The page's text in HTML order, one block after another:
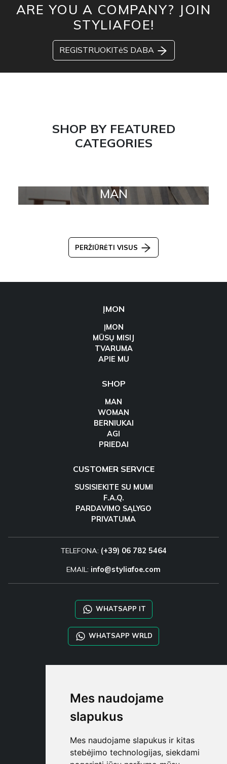
Mes naudojame
slapukus
Mes naudojame slapukus ir kitas
stebėjimo technologijas, siekdami
ARE YOU A COMPANY? JOIN
STYLIAFOE!
REGISTRUOKITėS DABA
SHOP BY FEATURED
CATEGORIES
MAN
PERŽIŪRĖTI VISUS
ĮMON
ĮMON
MŪSŲ MISIJ
TVARUMA
APIE MU
SHOP
MAN
WOMAN
BERNIUKAI
AGI
PRIEDAI
CUSTOMER SERVICE
SUSISIEKITE SU MUMI
F.A.Q.
PARDAVIMO SĄLYGO
PRIVATUMA
TELEFONA: (+39) 06 782 5464
EMAIL: info@styliafoe.com
WHATSAPP IT
WHATSAPP WRLD
TAYLOR MADE ORDERS
REGISTRUOT
PRISIJUNGT